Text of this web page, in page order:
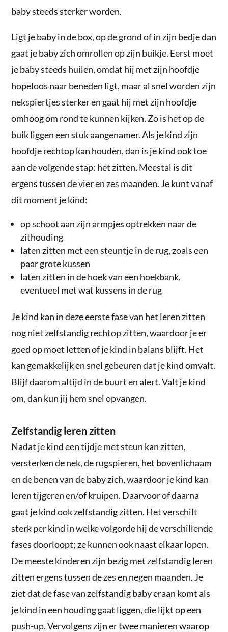
baby steeds sterker worden.
Ligt je baby in de box, op de grond of in zijn bedje dan
gaat je baby zich omrollen op zijn buikje. Eerst moet
je baby steeds huilen, omdat hij met zijn hoofdje
hopeloos naar beneden ligt, maar al snel worden zijn
nekspiertjes sterker en gaat hij met zijn hoofdje
omhoog om rond te kunnen kijken. Zo is het op de
buik liggen een stuk aangenamer. Als je kind zijn
hoofdje rechtop kan houden, dan is je kind ook toe
aan de volgende stap: het zitten. Meestal is dit
ergens tussen de vier en zes maanden. Je kunt vanaf
dit moment je kind:
op schoot aan zijn armpjes optrekken naar de
zithouding
laten zitten met een steuntje in de rug, zoals een
paar grote kussen
laten zitten in de hoek van een hoekbank,
eventueel met wat kussens in de rug
Je kind kan in deze eerste fase van het leren zitten
nog niet zelfstandig rechtop zitten, waardoor je er
goed op moet letten of je kind in balans blijft. Het
kan gemakkelijk en snel gebeuren dat je kind omvalt.
Blijf daarom altijd in de buurt en alert. Valt je kind
om, dan kun jij hem snel opvangen.
Zelfstandig leren zitten
Nadat je kind een tijdje met steun kan zitten,
versterken de nek, de rugspieren, het bovenlichaam
en de benen van de baby zich, waardoor je kind kan
leren tijgeren en/of kruipen. Daarvoor of daarna
gaat je kind ook zelfstandig zitten. Het verschilt
sterk per kind in welke volgorde hij de verschillende
fases doorloopt; ze kunnen ook naast elkaar lopen.
De meeste kinderen zijn bezig met zelfstandig leren
zitten ergens tussen de zes en negen maanden. Je
ziet dat de fase van zelfstandig baby eraan komt als
je kind in een houding gaat liggen, die lijkt op een
push-up. Vervolgens zijn er twee manieren waarop